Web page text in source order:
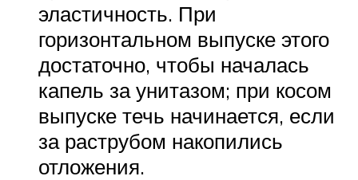
эластичность. При
горизонтальном выпуске этого
достаточно, чтобы началась
капель за унитазом; при косом
выпуске течь начинается, если
за раструбом накопились
отложения.